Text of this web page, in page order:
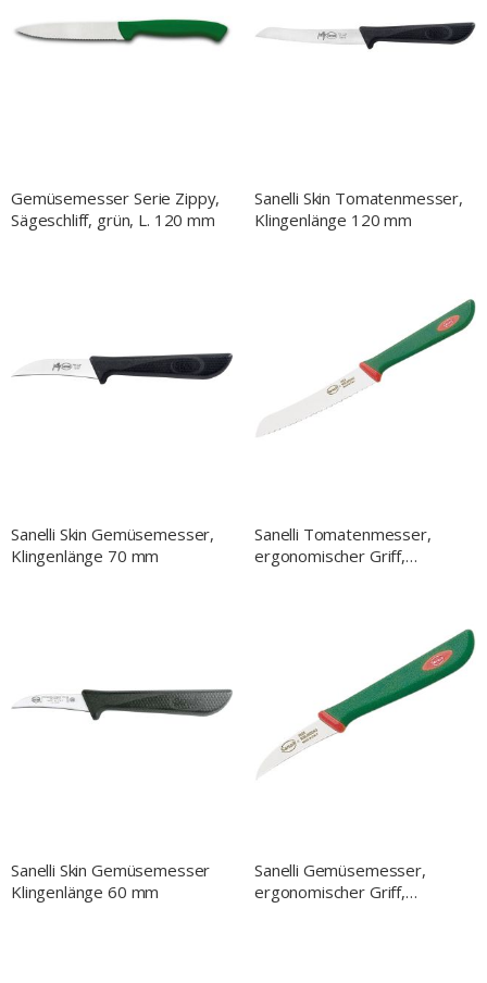
Gemüsemesser Serie Zippy,
Sägeschliff, grün, L. 120 mm
Sanelli Skin Tomatenmesser,
Klingenlänge 120 mm
Sanelli Skin Gemüsemesser,
Klingenlänge 70 mm
Sanelli Tomatenmesser,
ergonomischer Griff,
Sanelli Skin Gemüsemesser
Klingenlänge 60 mm
Sanelli Gemüsemesser,
ergonomischer Griff,